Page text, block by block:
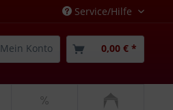
Service/Hilfe
Mein Konto 0,00 € *